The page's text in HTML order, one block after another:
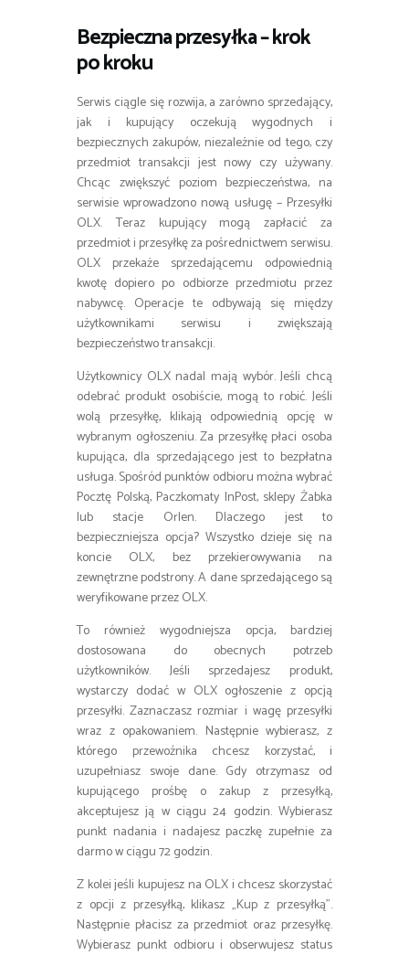
Bezpieczna przesyłka – krok
po kroku
Serwis ciągle się rozwija, a zarówno sprzedający,
jak i kupujący oczekują wygodnych i
bezpiecznych zakupów, niezależnie od tego, czy
przedmiot transakcji jest nowy czy używany.
Chcąc zwiększyć poziom bezpieczeństwa, na
serwisie wprowadzono nową usługę – Przesyłki
OLX. Teraz kupujący mogą zapłacić za
przedmiot i przesyłkę za pośrednictwem serwisu.
OLX przekaże sprzedającemu odpowiednią
kwotę dopiero po odbiorze przedmiotu przez
nabywcę. Operacje te odbywają się między
użytkownikami serwisu i zwiększają
bezpieczeństwo transakcji.
Użytkownicy OLX nadal mają wybór. Jeśli chcą
odebrać produkt osobiście, mogą to robić. Jeśli
wolą przesyłkę, klikają odpowiednią opcję w
wybranym ogłoszeniu. Za przesyłkę płaci osoba
kupująca, dla sprzedającego jest to bezpłatna
usługa. Spośród punktów odbioru można wybrać
Pocztę Polską, Paczkomaty InPost, sklepy Żabka
lub stacje Orlen. Dlaczego jest to
bezpieczniejsza opcja? Wszystko dzieje się na
koncie OLX, bez przekierowywania na
zewnętrzne podstrony. A dane sprzedającego są
weryfikowane przez OLX.
To również wygodniejsza opcja, bardziej
dostosowana do obecnych potrzeb
użytkowników. Jeśli sprzedajesz produkt,
wystarczy dodać w OLX ogłoszenie z opcją
przesyłki. Zaznaczasz rozmiar i wagę przesyłki
wraz z opakowaniem. Następnie wybierasz, z
którego przewoźnika chcesz korzystać, i
uzupełniasz swoje dane. Gdy otrzymasz od
kupującego prośbę o zakup z przesyłką,
akceptujesz ją w ciągu 24 godzin. Wybierasz
punkt nadania i nadajesz paczkę zupełnie za
darmo w ciągu 72 godzin.
Z kolei jeśli kupujesz na OLX i chcesz skorzystać
z opcji z przesyłką, klikasz „Kup z przesyłką”.
Następnie płacisz za przedmiot oraz przesyłkę.
Wybierasz punkt odbioru i obserwujesz status